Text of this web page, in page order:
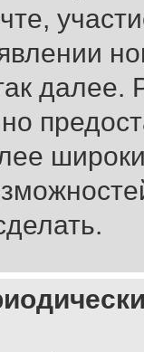
далее.